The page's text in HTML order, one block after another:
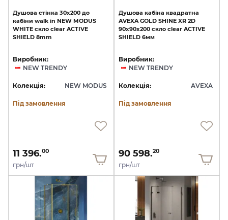
Душова стінка 30х200 до
кабіни walk in NEW MODUS
WHITE скло clear ACTIVE
SHIELD 8mm
Виробник:
NEW TRENDY
Колекція: NEW MODUS
Під замовлення
11 396.00
грн/шт
Душова кабіна квадратна
AVEXA GOLD SHINE XR 2D
90x90x200 скло clear ACTIVE
SHIELD 6мм
Виробник:
NEW TRENDY
Колекція: AVEXA
Під замовлення
90 598.20
грн/шт